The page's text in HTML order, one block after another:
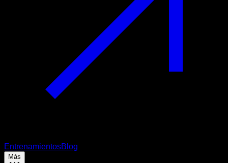
EntrenamientosBlog
Más